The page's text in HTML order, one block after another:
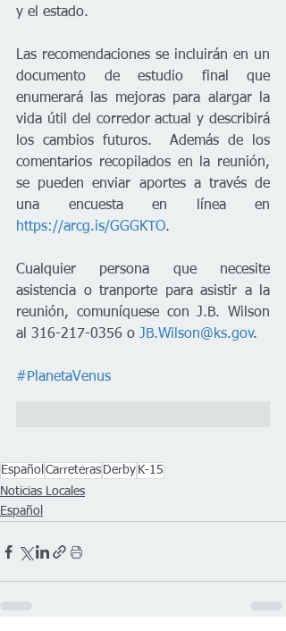
y el estado.
Las recomendaciones se incluirán en un
documento de estudio final que
enumerará las mejoras para alargar la
vida útil del corredor actual y describirá
los cambios futuros.  Además de los
comentarios recopilados en la reunión,
se pueden enviar aportes a través de
https://arcg.is/GGGKTO.
Cualquier persona que necesite
asistencia o tranporte para asistir a la
reunión, comuníquese con J.B. Wilson
al 316-217-0356 o JB.Wilson@ks.gov.
#PlanetaVenus
Español Carreteras Derby K-15
Noticias Locales
Español